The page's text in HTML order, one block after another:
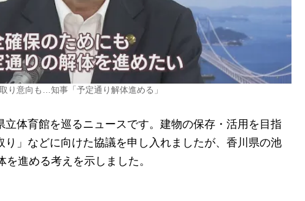
り意向も…知事「予定通り解体進める」
体育館を巡るニュースです。建物の保存・活用を目指
り」などに向けた協議を申し入れましたが、香川県の池
進める考えを示しました。